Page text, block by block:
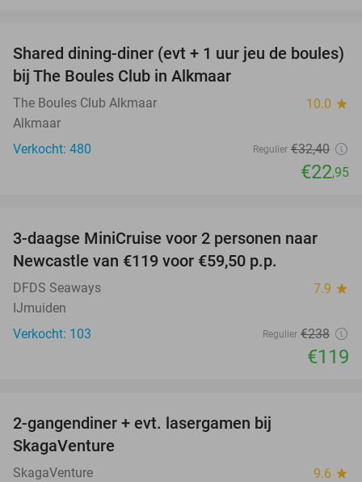
29%
Shared dining-diner (evt + 1 uur jeu de boules)
bij The Boules Club in Alkmaar
The Boules Club Alkmaar 10.0 star
Alkmaar
Verkocht: 480
Regulier €32,40
€22,95
50%
3-daagse MiniCruise voor 2 personen naar
Newcastle van €119 voor €59,50 p.p.
DFDS Seaways 7.9 star
IJmuiden
Verkocht: 103
Regulier €238
€119
2-gangendiner + evt. lasergamen bij
SkagaVenture
SkagaVenture 9.6 star